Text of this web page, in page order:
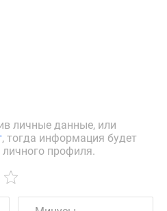
личные данные, или
, тогда информация будет
профиля.